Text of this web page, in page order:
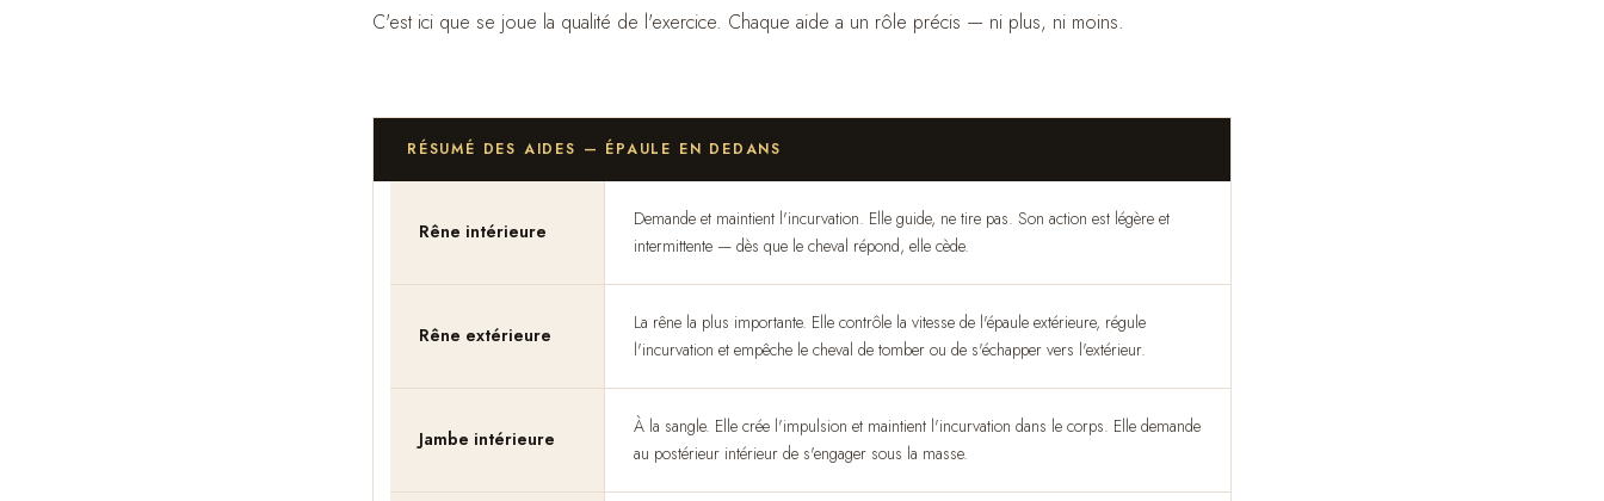
C'est ici que se joue la qualité de l'exercice. Chaque aide a un rôle précis — ni plus, ni moins.
RÉSUMÉ DES AIDES — ÉPAULE EN DEDANS
Rêne intérieure
Demande et maintient l'incurvation. Elle guide, ne tire pas. Son action est légère et
intermittente — dès que le cheval répond, elle cède.
Rêne extérieure
La rêne la plus importante. Elle contrôle la vitesse de l'épaule extérieure, régule
l'incurvation et empêche le cheval de tomber ou de s'échapper vers l'extérieur.
Jambe intérieure
À la sangle. Elle crée l'impulsion et maintient l'incurvation dans le corps. Elle demande
au postérieur intérieur de s'engager sous la masse.